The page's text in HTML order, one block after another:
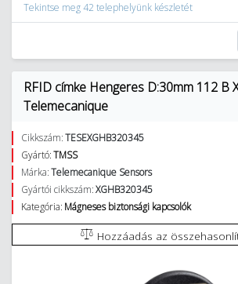
Tekintse meg 42 telephelyünk készletét
RFID címke Hengeres D:30mm 112 B
Telemecanique
Cikkszám:TESEXGHB320345
Gyártó:TMSS
Márka:Telemecanique Sensors
Gyártói cikkszám:XGHB320345
Kategória: Mágneses biztonsági kapcsolók
Hozzáadás az